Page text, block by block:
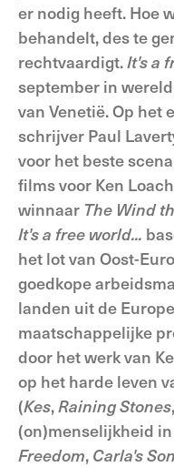
er nodig heeft. Hoe
behandelt, des te
rechtvaardigt.It's a
september in
van Venetië. Op het
schrijver Paul
voor het beste
films voor Ken
winnaar The Wind
It's a free world...
het lot van Oost-
goedkope
landen uit de
maatschappelijke
door het werk van
op het harde leven
(Kes,Raining Stones,
(on)menselijkheid
Freedom, Carla's